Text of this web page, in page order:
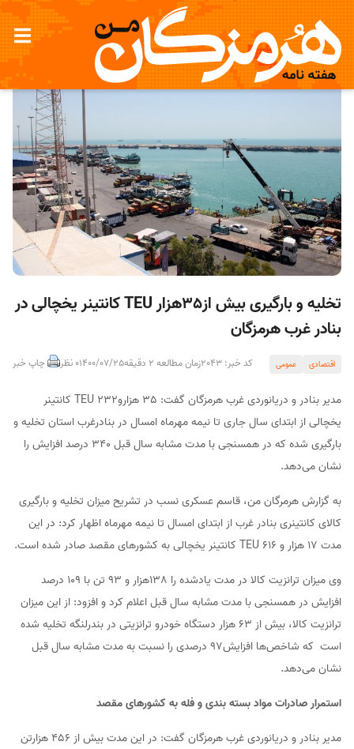
تخلیه و بارگیری بیش از35هزار TEU کانتینر یخچالی در
بنادر غرب هرمزگان
اقتصادی عمومی کد خبر: 2043 زمان مطالعه 2 دقیقه 1400/07/250 نظر چاپ خبر
مدیر بنادر و دریانوردی غرب هرمزگان گفت: 35 هزارو232 TEU کانتینر
یخچالی از ابتدای سال جاری تا نیمه مهرماه امسال در بنادرغرب استان تخلیه و
بارگیری شده که در همسنجی با مدت مشابه سال قبل 340 درصد افزایش را
نشان می‌دهد.
به گزارش هرمرگان من، قاسم عسکری نسب در تشریح میزان تخلیه و بارگیری
کالای کانتینری بنادر غرب از ابتدای امسال تا نیمه مهرماه اظهار کرد: در این
مدت 17 هزار و 616 TEU کانتینر یخچالی به کشورهای مقصد صادر شده است.
وی میزان ترانزیت کالا در مدت یادشده را 138هزار و 93 تن با 109 درصد
افزایش در همسنجی با مدت مشابه سال قبل اعلام کرد و افزود: از این میزان
ترانزیت کالا، بیش از 63 هزار دستگاه خودرو ترانزیتی در بندرلنگه تخلیه شده
است که شاخص‌ها افزایش97 درصدی را نسبت به مدت مشابه سال قبل
نشان می‌دهد.
استمرار صادرات مواد بسته بندی و فله به کشورهای مقصد
مدیر بنادر و دریانوردی غرب هرمزگان گفت: در این مدت بیش از 456 هزارتن